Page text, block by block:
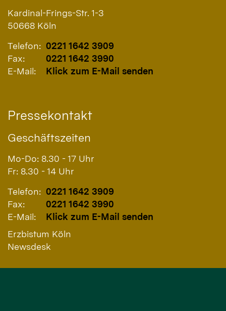
Kardinal-Frings-Str. 1-3
50668 Köln
Telefon: 0221 1642 3909
Fax:
0221 1642 3990
E-Mail:
Klick zum E-Mail senden
Pressekontakt
Geschäftszeiten
Mo-Do: 8.30 - 17 Uhr
Fr: 8.30 - 14 Uhr
Telefon: 0221 1642 3909
Fax:
0221 1642 3990
E-Mail:
Klick zum E-Mail senden
Erzbistum Köln
Newsdesk